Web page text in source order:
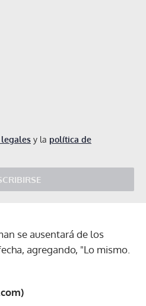
y la política de
se ausentará de los
agregando, "Lo mismo.